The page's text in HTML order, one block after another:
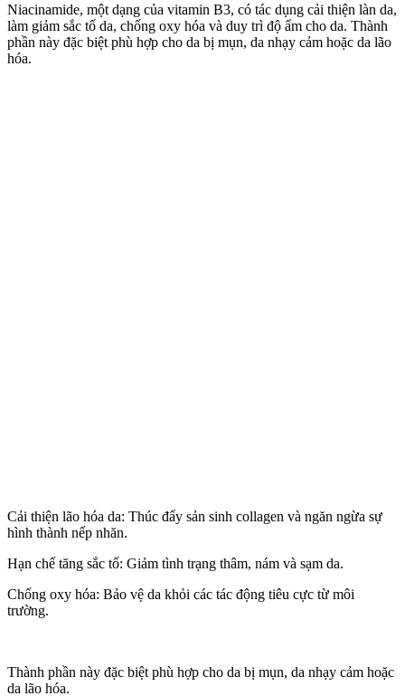
Niacinamide, một dạng của vitamin B3, có tác dụng cải thiện làn da,
làm giảm sắc tố da, chống oxy hóa và duy trì độ ẩm cho da. Thành
phần này đặc biệt phù hợp cho da bị mụn, da nhạ‌y cả‌m hoặc da lão
hóa.
Cải thiện lão hóa da: Thúc đẩy sản sinh collagen và ngăn ngừa sự
hình thành nếp nhăn.
Hạn chế tăng sắc tố: Giảm tình trạng thâm, nám và sạm da.
Chống oxy hóa: Bảo vệ da khỏi các tác động tiêu cực từ môi
trường.
Thành phần này đặc biệt phù hợp cho da bị mụn, da nhạ‌y cả‌m hoặc
da lão hóa.